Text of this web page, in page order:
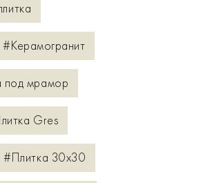
#Керамогранит
под мрамор
Gres
#Плитка 30x30